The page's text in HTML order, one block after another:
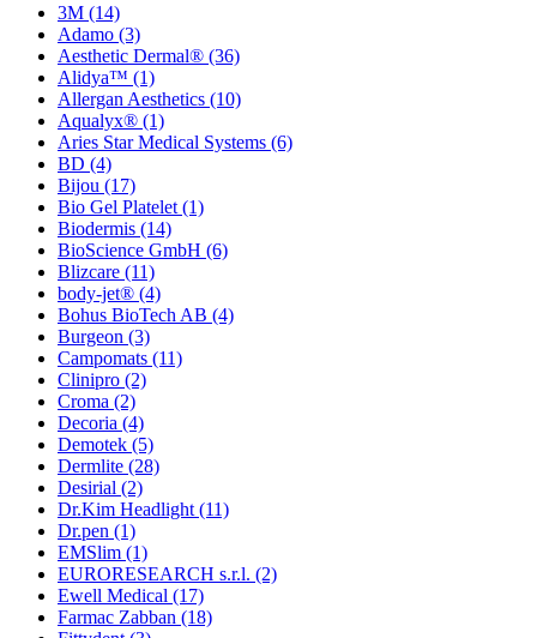
3M (14)
Adamo (3)
Aesthetic Dermal® (36)
Alidya™ (1)
Allergan Aesthetics (10)
Aqualyx® (1)
Aries Star Medical Systems (6)
BD (4)
Bijou (17)
Bio Gel Platelet (1)
Biodermis (14)
BioScience GmbH (6)
Blizcare (11)
body-jet® (4)
Bohus BioTech AB (4)
Burgeon (3)
Campomats (11)
Clinipro (2)
Croma (2)
Decoria (4)
Demotek (5)
Dermlite (28)
Desirial (2)
Dr.Kim Headlight (11)
Dr.pen (1)
EMSlim (1)
EURORESEARCH s.r.l. (2)
Ewell Medical (17)
Farmac Zabban (18)